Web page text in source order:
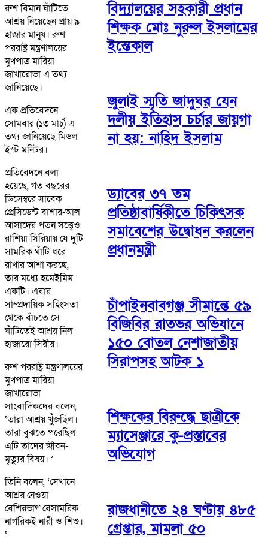
রুশ বিমান ঘাঁটিতে
আশ্রয় নিয়েছেন প্রায় ৯
হাজার মানুষ। রুশ
পররাষ্ট্র মন্ত্রণালয়ের
মুখপাত্র মারিয়া
জাখারোভা এ তথ্য
জানিয়েছে।
এক প্রতিবেদনে
সোমবার (১৩ মার্চ) এ
তথ্য জানিয়েছে মিডল
ইস্ট মনিটর।
প্রতিবেদনে বলা
হয়েছে, গত বছরের
ডিসেম্বরে সাবেক
প্রেসিডেন্ট বাশার-আল
আসাদের পতন সত্ত্বেও
রাশিয়া সিরিয়ায় যে দুটি
সামরিক ঘাঁটি ধরে
রাখার আশা করছে,
তার মধ্যে হমেইমিম
একটি। এবার
সাম্প্রদায়িক সহিংসতা
থেকে বাঁচতে সে
ঘাঁটিতেই আশ্রয় নিল
হাজারো সিরীয়।
রুশ পররাষ্ট্র মন্ত্রণালয়ের
মুখপাত্র মারিয়া
জাখারোভা
সাংবাদিকদের বলেন,
‘তারা আশ্রয় খুঁজছিল।
তারা বুঝতে পরেছিল
এটি তাদের জীবন-
মৃত্যুর বিষয়। ’
তিনি বলেন, ‘সেখানে
আশ্রয় নেওয়া
বেশিরভাগ বেসামরিক
নাগরিকই নারী ও শিশু।
‘
বিদ্যালয়ের সহকারী প্রধান
শিক্ষক মোঃ নুরুল ইসলামের
ইন্তেকাল
জুলাই স্মৃতি জাদুঘর যেন
দলীয় ইতিহাস চর্চার জায়গা
না হয়: নাহিদ ইসলাম
ড্যাবের ৩৭ তম
প্রতিষ্ঠাবার্ষিকীতে চিকিৎসক
সমাবেশের উদ্বোধন করলেন
প্রধানমন্ত্রী
চাঁপাইনবাবগঞ্জ সীমান্তে ৫৯
বিজিবির রাতভর অভিযানে
১৫০ বোতল নেশাজাতীয়
সিরাপসহ আটক ১
শিক্ষকের বিরুদ্ধে ছাত্রীকে
ম্যাসেঞ্জারে কু-প্রস্তাবের
অভিযোগ
রাজধানীতে ২৪ ঘণ্টায় ৪৮৫
গ্রেপ্তার, মামলা ৫০